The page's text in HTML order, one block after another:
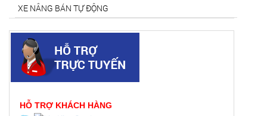
XE NÂNG BÁN TỰ ĐỘNG
HỖ TRỢ KHÁCH HÀNG